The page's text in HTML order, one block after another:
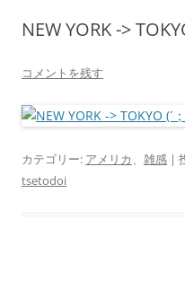
NEW YORK ->
コメントを残す
カテゴリー: アメリカ、 雑感 |
tsetodoi